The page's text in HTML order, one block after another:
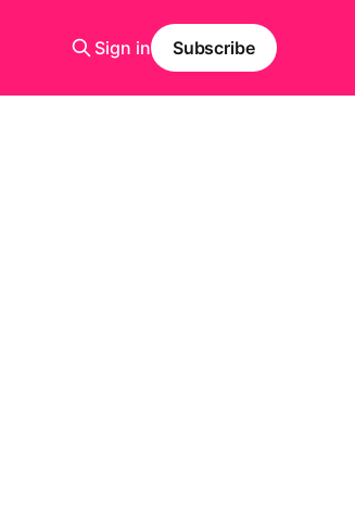
Sign in Subscribe